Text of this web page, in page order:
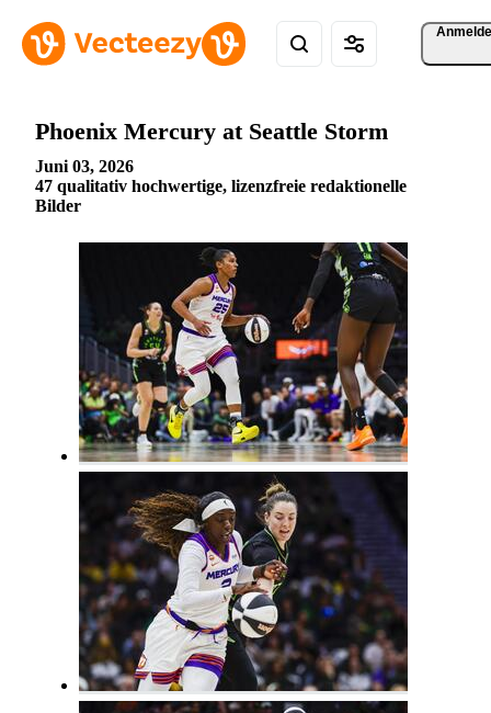
Phoenix Mercury at Seattle Storm
Juni 03, 2026
47 qualitativ hochwertige, lizenzfreie redaktionelle
Bilder